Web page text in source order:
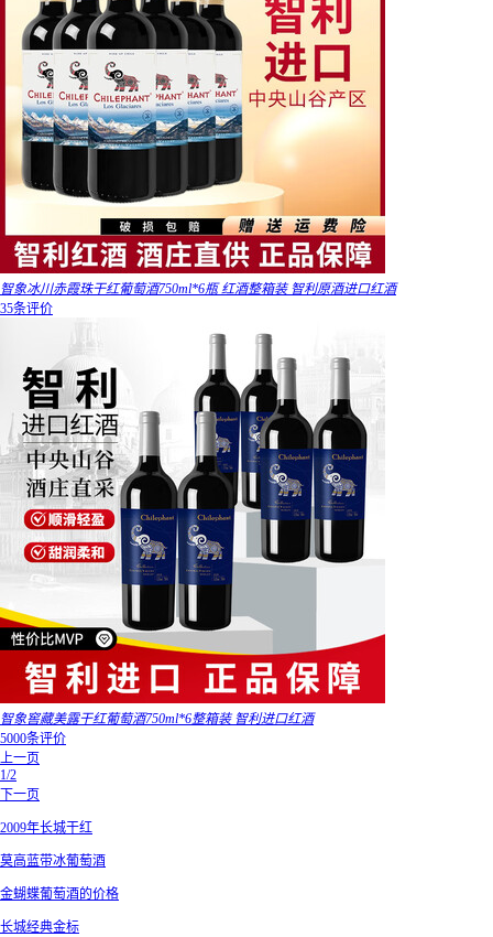
智象冰川赤霞珠干红葡萄酒750ml*6瓶 红酒整箱装 智利原酒进口红酒
35条评价
智象窖藏美露干红葡萄酒750ml*6整箱装 智利进口红酒
5000条评价
上一页
1/2
下一页
2009年长城干红
莫高蓝带冰葡萄酒
金蝴蝶葡萄酒的价格
长城经典金标